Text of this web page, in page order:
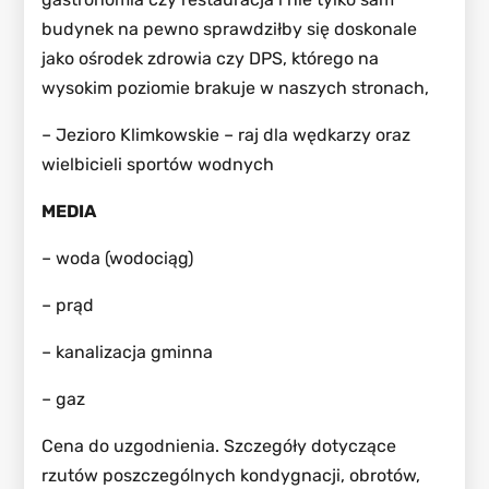
budynek na pewno sprawdziłby się doskonale
jako ośrodek zdrowia czy DPS, którego na
wysokim poziomie brakuje w naszych stronach,
– Jezioro Klimkowskie – raj dla wędkarzy oraz
wielbicieli sportów wodnych
MEDIA
– woda (wodociąg)
– prąd
– kanalizacja gminna
– gaz
Cena do uzgodnienia. Szczegóły dotyczące
rzutów poszczególnych kondygnacji, obrotów,